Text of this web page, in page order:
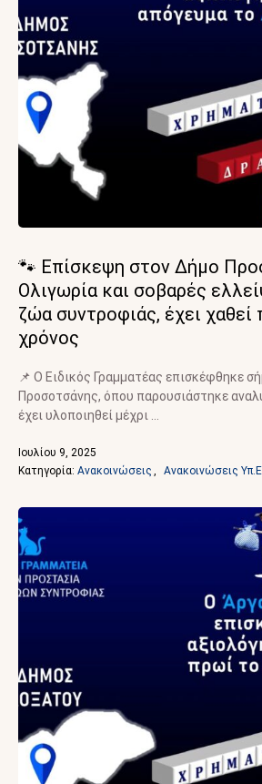
🐾 Επίσκεψη στον Δήμο
Ολιγωρία και σοβαρές
ζώα συντροφιάς, έχει χαθεί
χρόνος
📌 Ο Ειδικός Γραμματέας επισκέφθηκε
Προσοτσάνης, όπου παρουσιάστηκε
έχει υλοποιηθεί μέχρι …
Ιουλίου 9, 2025
Κατηγορία: Ανακοινώσεις , Ανακοινώσεις